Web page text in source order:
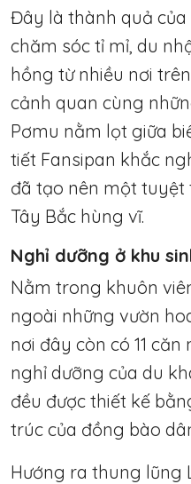
Đây là thành quả
chăm sóc tỉ mỉ, du
hồng từ nhiều nơi
cảnh quan cùng
Pơmu nằm lọt giữa
tiết Fansipan khắc
đã tạo nên một tuyệt
Tây Bắc hùng vĩ.
Nghỉ dưỡng ở khu
Nằm trong khuôn
ngoài những vườn
nơi đây còn có 11
nghỉ dưỡng của du
đều được thiết kế
trúc của đồng bào
Hướng ra thung lũng